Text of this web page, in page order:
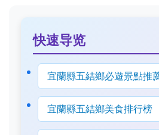
快速导览
宜蘭縣五結鄉必遊景點推
宜蘭縣五結鄉美食排行榜